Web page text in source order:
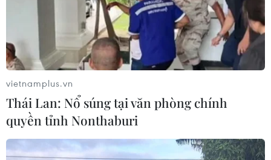
vietnamplus.vn
Thái Lan: Nổ súng tại văn phòng chính
quyền tỉnh Nonthaburi